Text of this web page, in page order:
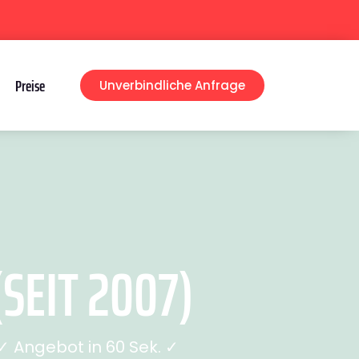
Preise Unverbindliche Anfrage
2007)
Angebot in 60 Sek. ✓